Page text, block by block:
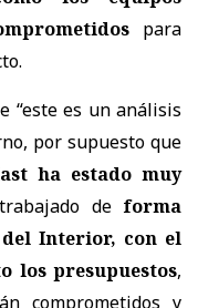
para
“este es un análisis
por supuesto que
ha estado muy
de forma
Interior, con el
los presupuestos,
comprometidos y